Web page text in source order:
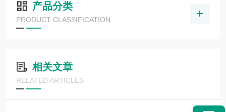
产品分类
PRODUCT CLASSIFICATION
相关文章
RELATED ARTICLES